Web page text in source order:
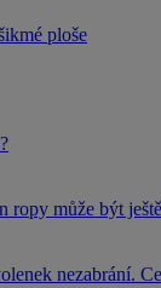
ploše
ropy může být
nezabrání.